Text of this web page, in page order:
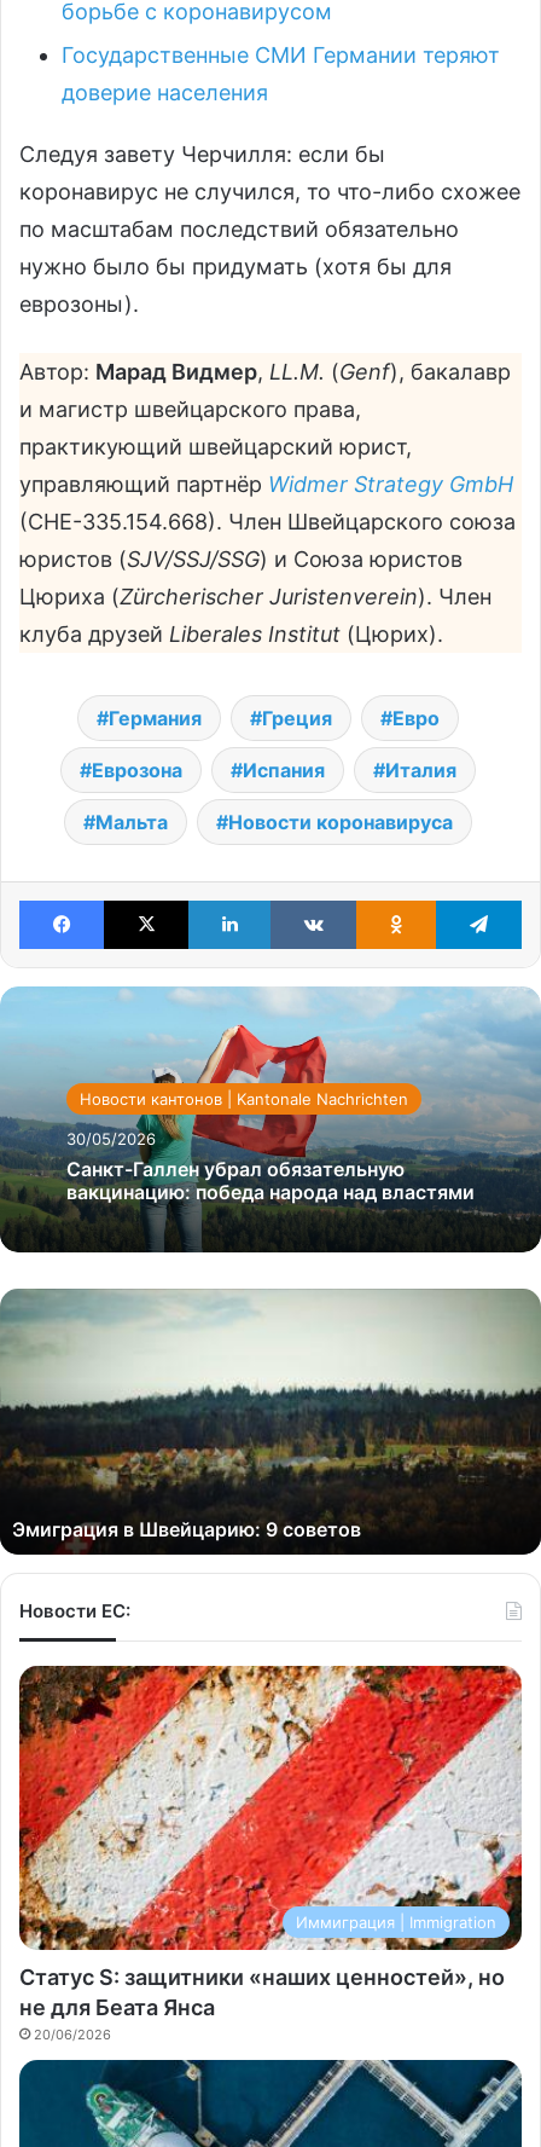
борьбе с коронавирусом
Государственные СМИ Германии теряют
доверие населения
Следуя завету Черчилля: если бы
коронавирус не случился, то что-либо схожее
по масштабам последствий обязательно
нужно было бы придумать (хотя бы для
еврозоны).
Автор: Марад Видмер, LL.M. (Genf), бакалавр
и магистр швейцарского права,
практикующий швейцарский юрист,
управляющий партнёр Widmer Strategy GmbH
(CHE-335.154.668). Член Швейцарского союза
юристов (SJV/SSJ/SSG) и Союза юристов
Цюриха (Zürcherischer Juristenverein). Член
клуба друзей Liberales Institut (Цюрих).
Германия Греция Евро
Еврозона Испания Италия
Мальта Новости коронавируса
Facebook X LinkedIn VKontakteOdnoklassniki
Новости кантонов | Kantonale Nachrichten
30/05/2026
Санкт-Галлен убрал обязательную
вакцинацию: победа народа над властями
Эмиграция в Швейцарию: 9 советов
Новости ЕС:
Иммиграция | Immigration
Статус S: защитники «наших ценностей», но
не для Беата Янса
20/06/2026